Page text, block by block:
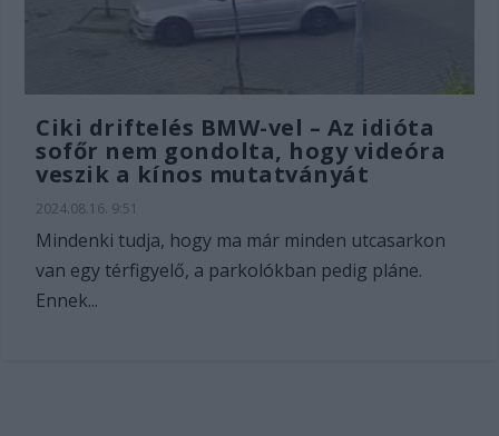
Ciki driftelés BMW-vel – Az idióta
sofőr nem gondolta, hogy videóra
veszik a kínos mutatványát
2024.08.16. 9:51
Mindenki tudja, hogy ma már minden utcasarkon
van egy térfigyelő, a parkolókban pedig pláne.
Ennek...